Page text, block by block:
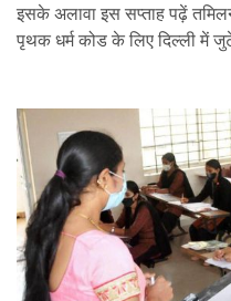
इसके अलावा इस सप्ताह पढ़ें
पृथक धर्म कोड के लिए दिल्ली में